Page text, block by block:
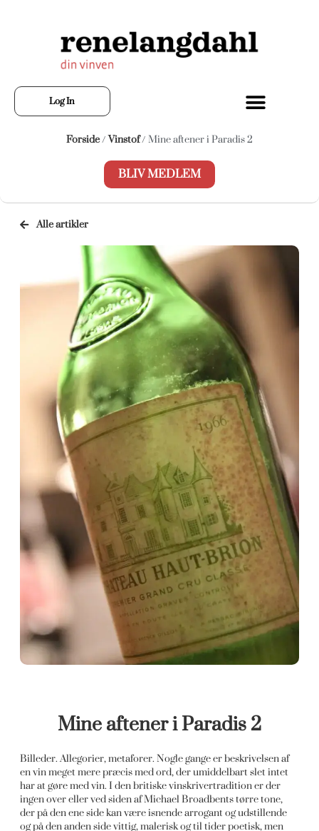
Log In
Forside/Vinstof/ Mine aftener i Paradis 2
BLIV MEDLEM
Alle artikler
Mine aftener i Paradis 2
Billeder. Allegorier, metaforer. Nogle gange er beskrivelsen af
en vin meget mere præcis med ord, der umiddelbart slet intet
har at gøre med vin. I den britiske vinskrivertradition er der
ingen over eller ved siden af Michael Broadbents tørre tone,
der på den ene side kan være isnende arrogant og udstillende
og på den anden side vittig, malerisk og til tider poetisk, men